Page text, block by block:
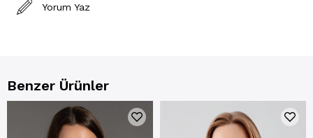
Yorum Yaz
Benzer Ürünler